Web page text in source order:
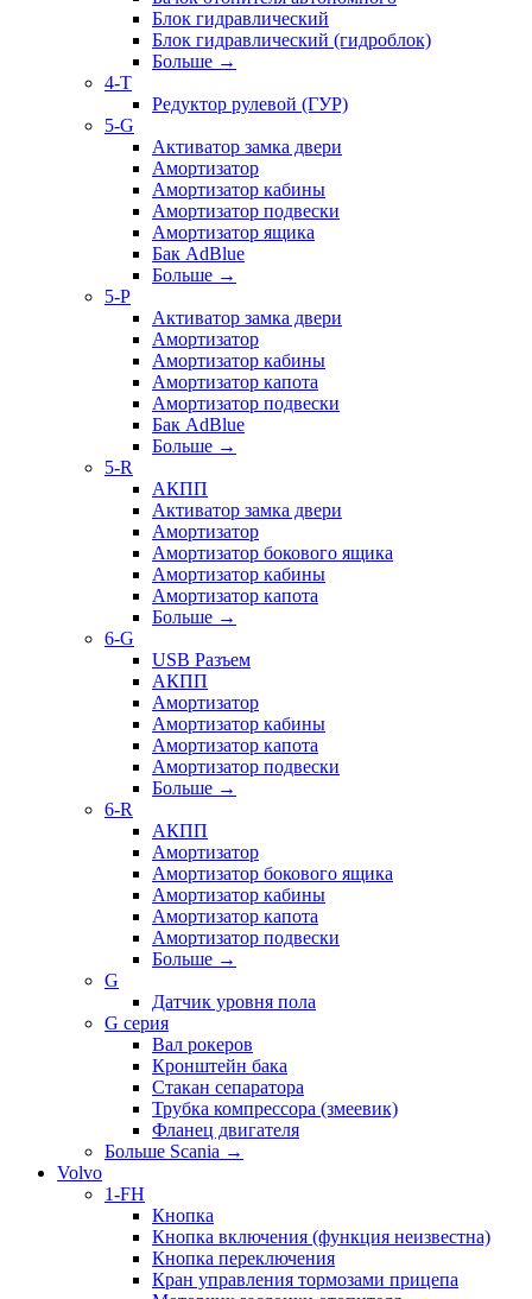
Блок гидравлический
Блок гидравлический (гидроблок)
Больше →
4-T
Редуктор рулевой (ГУР)
5-G
Активатор замка двери
Амортизатор
Амортизатор кабины
Амортизатор подвески
Амортизатор ящика
Бак AdBlue
Больше →
5-P
Активатор замка двери
Амортизатор
Амортизатор кабины
Амортизатор капота
Амортизатор подвески
Бак AdBlue
Больше →
5-R
АКПП
Активатор замка двери
Амортизатор
Амортизатор бокового ящика
Амортизатор кабины
Амортизатор капота
Больше →
6-G
USB Разъем
АКПП
Амортизатор
Амортизатор кабины
Амортизатор капота
Амортизатор подвески
Больше →
6-R
АКПП
Амортизатор
Амортизатор бокового ящика
Амортизатор кабины
Амортизатор капота
Амортизатор подвески
Больше →
G
Датчик уровня пола
G серия
Вал рокеров
Кронштейн бака
Стакан сепаратора
Трубка компрессора (змеевик)
Фланец двигателя
Больше Scania →
Volvo
1-FH
Кнопка
Кнопка включения (функция неизвестна)
Кнопка переключения
Кран управления тормозами прицепа